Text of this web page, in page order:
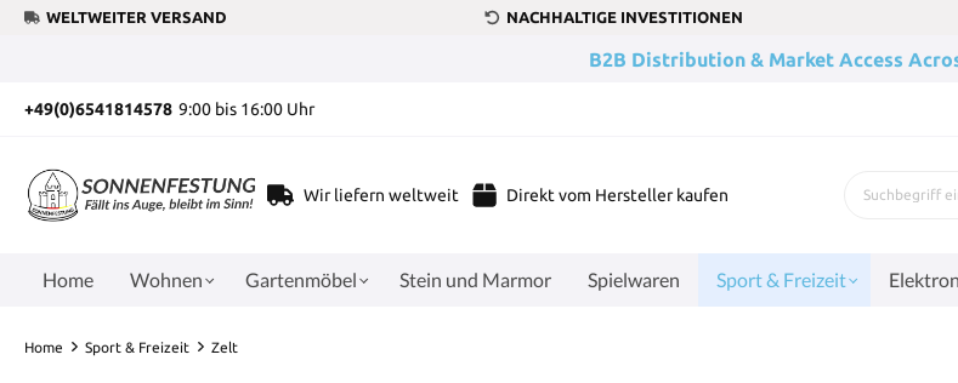
WELTWEITER VERSAND NACHHALTIGE INVESTITIONEN
B2B Distribution & Market Access
+49(0)6541814578 9:00 bis 16:00 Uhr
Wir liefern weltweit Direkt vom Hersteller kaufen
Home Wohnen Gartenmöbel Stein und Marmor Spielwaren Sport & Freizeit
Home Sport & Freizeit Zelt